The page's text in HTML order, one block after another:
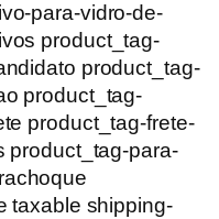
para-vidro-de-
product_tag-
product_tag-
product_tag-
product_tag-frete-
product_tag-para-
taxable shipping-